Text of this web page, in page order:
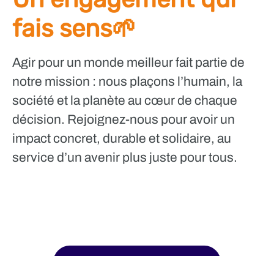
fais sens🌱
Agir pour un monde meilleur fait partie de
notre mission : nous plaçons l’humain, la
société et la planète au cœur de chaque
décision. Rejoignez-nous pour avoir un
impact concret, durable et solidaire, au
service d’un avenir plus juste pour tous.